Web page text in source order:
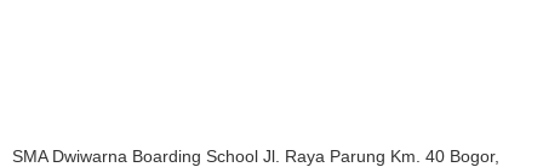
SMA Dwiwarna Boarding School Jl. Raya Parung Km. 40 Bogor,